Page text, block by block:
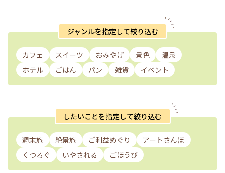
ジャンルを指定して絞り込む
カフェ スイーツ おみやげ 景色
温泉
ホテル
ごはん パン 雑貨 イベント
したいことを指定して絞り込む
週末旅 絶景旅 ご利益めぐり
アートさんぽ
くつろぐ
いやされる ごほうび